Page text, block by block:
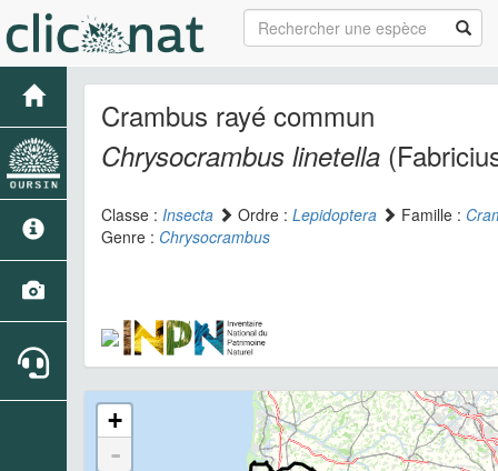
Crambus rayé commun
Chrysocrambus linetella
Classe : Insecta Ordre : Lepidoptera Famille :
Genre : Chrysocrambus
+
-